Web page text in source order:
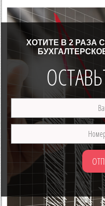
ХОТИТЕ В 2 РАЗА